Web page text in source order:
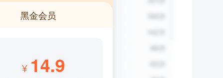
黑金会员
¥ 14.9